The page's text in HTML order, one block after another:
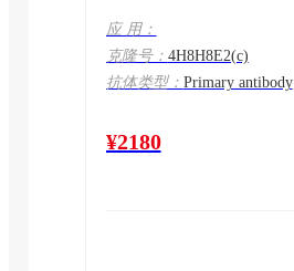
应 用：
克隆号： 4H8H8E2(c)
抗体类型： Primary antibody
¥2180